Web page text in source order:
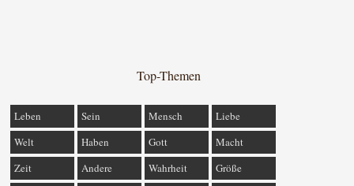
Top-Themen
Leben Sein Mensch
Liebe
Welt
Haben Gott
Macht
Zeit
Andere Wahrheit
Größe